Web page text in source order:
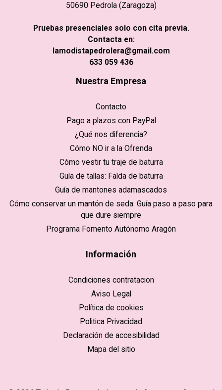
50690 Pedrola (Zaragoza)
Pruebas presenciales solo con cita previa.
Contacta en:
lamodistapedrolera@gmail.com
633 059 436
Nuestra Empresa
Contacto
Pago a plazos con PayPal
¿Qué nos diferencia?
Cómo NO ir a la Ofrenda
Cómo vestir tu traje de baturra
Guía de tallas: Falda de baturra
Guía de mantones adamascados
Cómo conservar un mantón de seda: Guía paso a paso para
que dure siempre
Programa Fomento Autónomo Aragón
Información
Condiciones contratacion
Aviso Legal
Política de cookies
Politica Privacidad
Declaración de accesibilidad
Mapa del sitio